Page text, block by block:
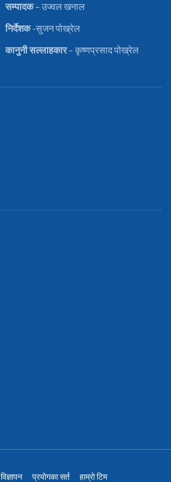
सम्पादक– उज्वल खनाल
निर्देशक-सुजन पोख्रेल
कानुनीसल्लाहकार– कृष्णप्रसाद पोख्रेल
विज्ञापन प्रयोगका सर्त हाम्रो टिम